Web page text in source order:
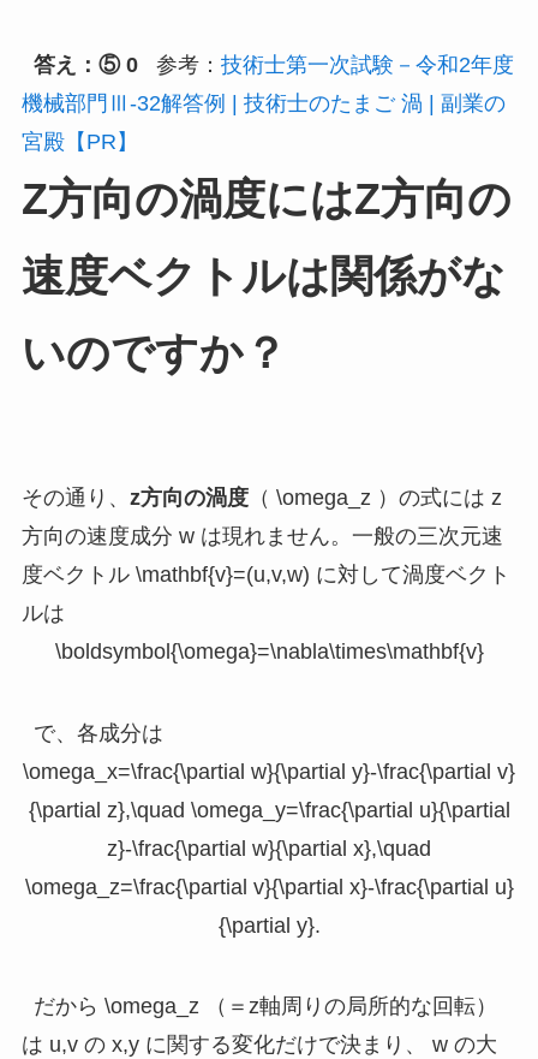
答え：⑤ 0参考： 技術士第一次試験－令和2年度
機械部門Ⅲ-32解答例 | 技術士のたまご 渦 | 副業の
宮殿【PR】
Z方向の渦度にはZ方向の
速度ベクトルは関係がな
いのですか？
その通り、 z方向の渦度（ \omega_z ）の式には z
方向の速度成分 wは現れません。一般の三次元速
度ベクトル \mathbf{v}=(u,v,w) に対して渦度ベクト
ルは
\boldsymbol{\omega}=\nabla\times\mathbf{v}
で、各成分は
\omega_x=\frac{\partial w}{\partial y}-\frac{\partial v}
{\partial z},\quad \omega_y=\frac{\partial u}{\partial
z}-\frac{\partial w}{\partial x},\quad
\omega_z=\frac{\partial v}{\partial x}-\frac{\partial u}
{\partial y}.
だから \omega_z （＝z軸周りの局所的な回転）
は u,vの x,y に関する変化だけで決まり、 wの大